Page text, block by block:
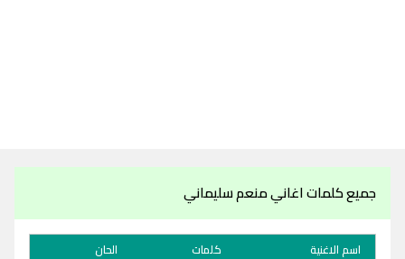
جميع كلمات اغاني منعم سليماني
اسم الاغنية كلمات الحان